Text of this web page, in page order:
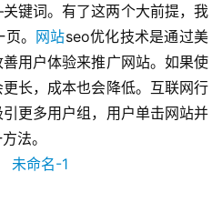
键词。有了这两个大前提，我
。 网站seo优化技术是通过美
用户体验来推广网站。如果使
长，成本也会降低。互联网行
更多用户组，用户单击网站并
法。